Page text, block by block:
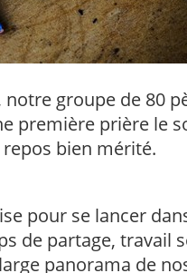
groupe de 80
première prière le
bien mérité.
pour se lancer
de partage, travail
panorama de